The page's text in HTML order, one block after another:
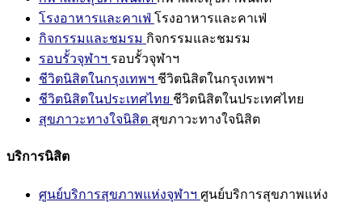
โรงอาหารและคาเฟ่ โรงอาหารและคาเฟ่
กิจกรรมและชมรม กิจกรรมและชมรม
รอบรั้วจุฬาฯ รอบรั้วจุฬาฯ
ชีวิตนิสิตในกรุงเทพฯ ชีวิตนิสิตในกรุงเทพฯ
ชีวิตนิสิตในประเทศไทย ชีวิตนิสิตในประเทศไทย
สุขภาวะทางใจนิสิต สุขภาวะทางใจนิสิต
บริการนิสิต
ศูนย์บริการสุขภาพแห่งจุฬาฯ ศูนย์บริการสุขภาพแห่ง